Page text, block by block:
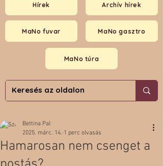
Hírek
MaNo fuvar MaNo gasztro
MaNo túra
Archív hírek
Hamarosan nem csenget a
Bettina Pal
2025. márc. 14. 1 perc olvasás